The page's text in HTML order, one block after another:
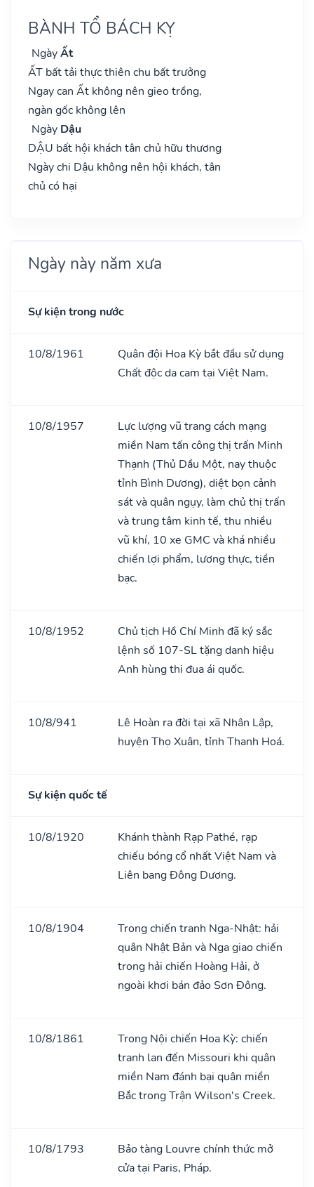
BÀNH TỔ BÁCH KỴ
NgàyẤt
ẤT bất tải thực thiên chu bất trưởng
Ngay can Ất không nên gieo trồng,
ngàn gốc không lên
Ngày Dậu
DẬU bất hội khách tân chủ hữu thương
Ngày chi Dậu không nên hội khách, tân
chủ có hại
Ngày này năm xưa
Sự kiện trong nước
10/8/1961
Quân đội Hoa Kỳ bắt đầu sử dụng
Chất độc da cam tại Việt Nam.
10/8/1957
Lực lượng vũ trang cách mạng
miền Nam tấn công thị trấn Minh
Thạnh (Thủ Dầu Một, nay thuộc
tỉnh Bình Dương), diệt bọn cảnh
sát và quân ngụy, làm chủ thị trấn
và trung tâm kinh tế, thu nhiều
vũ khí, 10 xe GMC và khá nhiều
chiến lợi phẩm, lương thực, tiền
bạc.
10/8/1952
Chủ tịch Hồ Chí Minh đã ký sắc
lệnh số 107-SL tặng danh hiệu
Anh hùng thi đua ái quốc.
10/8/941
Lê Hoàn ra đời tại xã Nhân Lập,
huyện Thọ Xuân, tỉnh Thanh Hoá.
Sự kiện quốc tế
10/8/1920
Khánh thành Rạp Pathé, rạp
chiếu bóng cổ nhất Việt Nam và
Liên bang Đông Dương.
10/8/1904
Trong chiến tranh Nga-Nhật: hải
quân Nhật Bản và Nga giao chiến
trong hải chiến Hoàng Hải, ở
ngoài khơi bán đảo Sơn Đông.
10/8/1861
Trong Nội chiến Hoa Kỳ: chiến
tranh lan đến Missouri khi quân
miền Nam đánh bại quân miền
Bắc trong Trận Wilson's Creek.
10/8/1793
Bảo tàng Louvre chính thức mở
cửa tại Paris, Pháp.